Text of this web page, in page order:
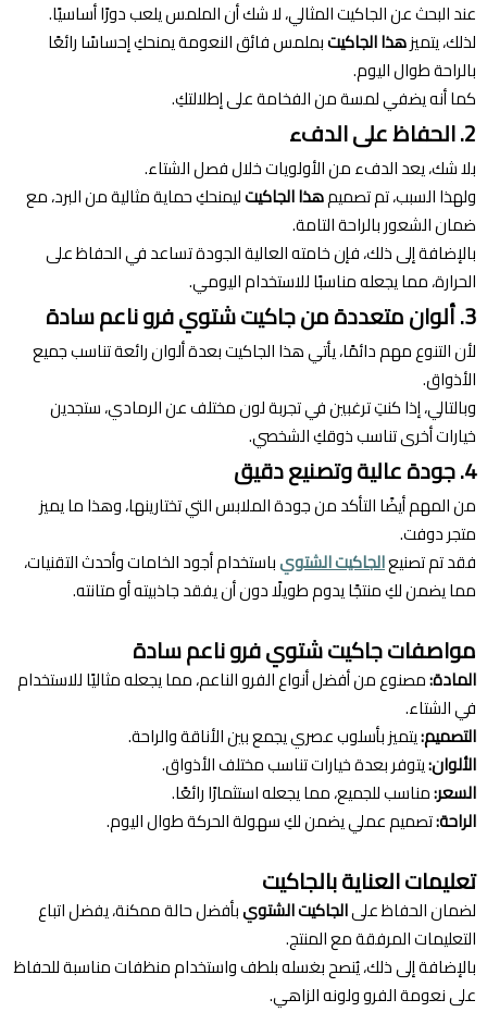
عند البحث عن الجاكيت المثالي، لا شك أن الملمس يلعب دورًا أساسيًا.
لذلك، يتميزهذا الجاكيتبملمس فائق النعومة يمنحكِ إحساسًا رائعًا
بالراحة طوال اليوم.
كما أنه يضفي لمسة من الفخامة على إطلالتكِ.
2. الحفاظ على الدفء
بلا شك، يعد الدفء من الأولويات خلال فصل الشتاء.
ولهذا السبب، تم تصميمهذا الجاكيتليمنحكِ حماية مثالية من البرد، مع
ضمان الشعور بالراحة التامة.
بالإضافة إلى ذلك، فإن خامته العالية الجودة تساعد في الحفاظ على
الحرارة، مما يجعله مناسبًا للاستخدام اليومي.
3. ألوان متعددة من جاكيت شتوي فرو ناعم سادة
لأن التنوع مهم دائمًا، يأتي هذا الجاكيت بعدة ألوان رائعة تناسب جميع
الأذواق.
وبالتالي، إذا كنتِ ترغبين في تجربة لون مختلف عن الرمادي، ستجدين
خيارات أخرى تناسب ذوقكِ الشخصي.
4. جودة عالية وتصنيع دقيق
من المهم أيضًا التأكد من جودة الملابس التي تختارينها، وهذا ما يميز
متجر دوفت.
فقد تم تصنيعالجاكيت الشتويباستخدام أجود الخامات وأحدث التقنيات،
مما يضمن لكِ منتجًا يدوم طويلًا دون أن يفقد جاذبيته أو متانته.
مواصفات جاكيت شتوي فرو ناعم سادة
المادة:مصنوع من أفضل أنواع الفرو الناعم، مما يجعله مثاليًا للاستخدام
في الشتاء.
التصميم:يتميز بأسلوب عصري يجمع بين الأناقة والراحة.
الألوان:يتوفر بعدة خيارات تناسب مختلف الأذواق.
السعر:مناسب للجميع، مما يجعله استثمارًا رائعًا.
الراحة:تصميم عملي يضمن لكِ سهولة الحركة طوال اليوم.
تعليمات العناية بالجاكيت
لضمان الحفاظ علىالجاكيت الشتويبأفضل حالة ممكنة، يفضل اتباع
التعليمات المرفقة مع المنتج.
بالإضافة إلى ذلك، يُنصح بغسله بلطف واستخدام منظفات مناسبة للحفاظ
على نعومة الفرو ولونه الزاهي.